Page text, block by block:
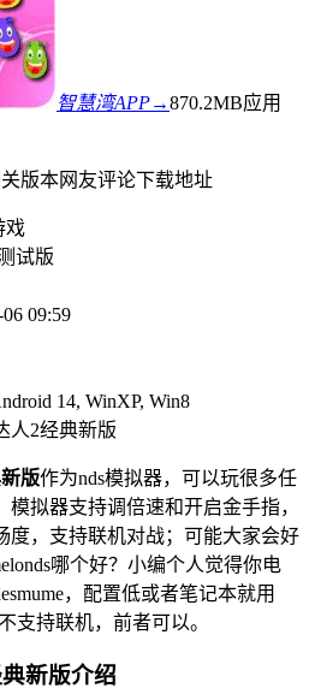
智慧湾APP→870.2MB应用
版本网友评论下载地址
戏
试版
09:59
14, WinXP, Win8
人2经典新版
版作为nds模拟器，可以玩很多任
模拟器支持调倍速和开启金手指，
度，支持联机对战；可能大家会好
哪个好？小编个人觉得你电
，配置低或者笔记本就用
支持联机，前者可以。
新版介绍